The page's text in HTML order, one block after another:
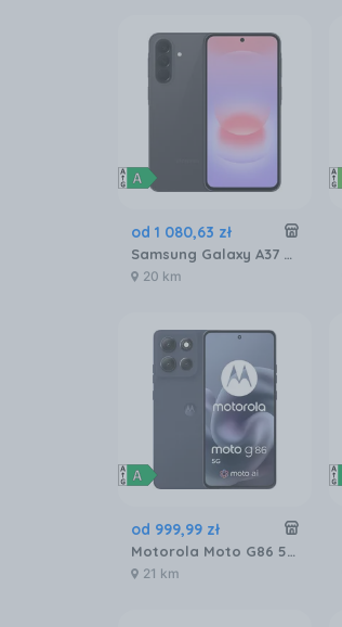
od 1 080,63 zł
Samsung Galaxy A37 5G 6/128GB Szary
20 km
od 999,99 zł
Motorola Moto G86 5G 8/256GB Granatowy
21 km